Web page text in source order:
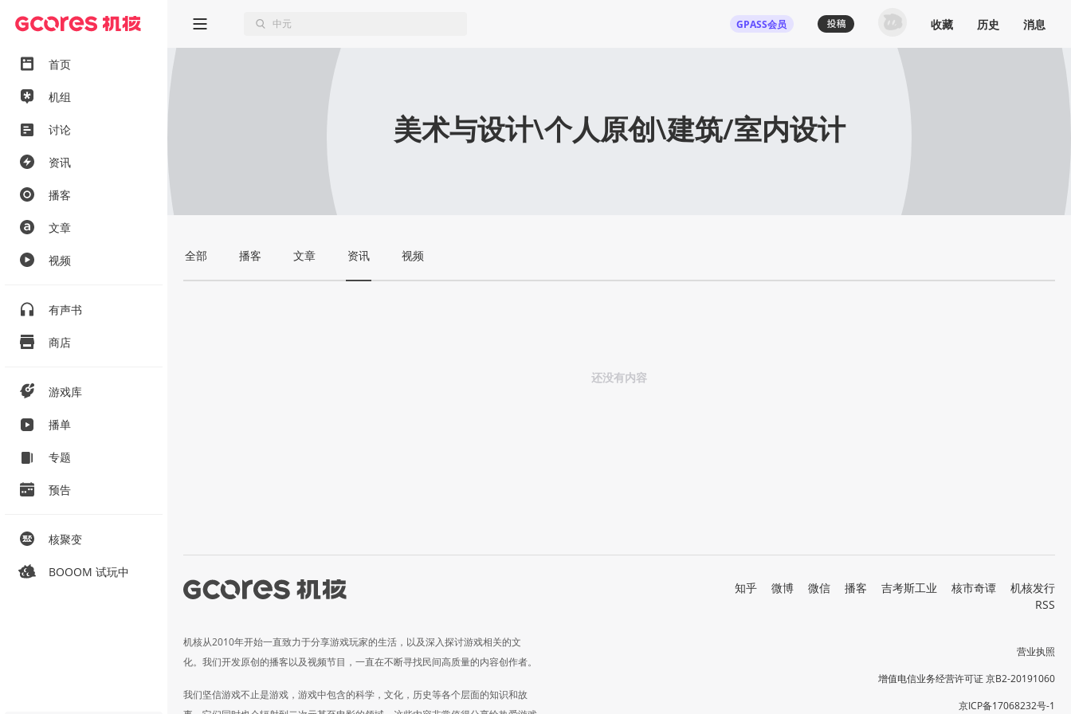
首页
机组
讨论
资讯
播客
文章
视频
有声书
商店
游戏库
播单
专题
预告
核聚变
BOOOM 试玩中
GPASS会员 收藏 历史 消息
美术与设计\个人原创\建筑/室内设计
全部 播客 文章 资讯 视频
还没有内容
机核从2010年开始一直致力于分享游戏玩家的生活，以及深入探讨游戏相关的文
化。我们开发原创的播客以及视频节目，一直在不断寻找民间高质量的内容创作者。
我们坚信游戏不止是游戏，游戏中包含的科学，文化，历史等各个层面的知识和故
知乎 微博 微信 播客 吉考斯工业 核市奇谭
机核发行
RSS
营业执照
增值电信业务经营许可证 京B2-20191060
京ICP备17068232号-1